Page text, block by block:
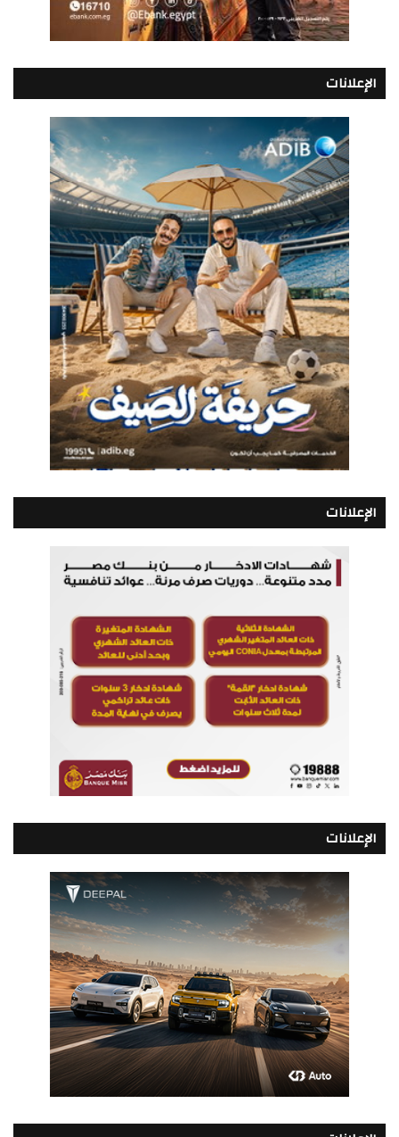
الإعلانات
الإعلانات
الإعلانات